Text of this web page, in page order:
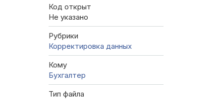
Код открыт
Не указано
Рубрики
Корректировка данных
Кому
Бухгалтер
Тип файла